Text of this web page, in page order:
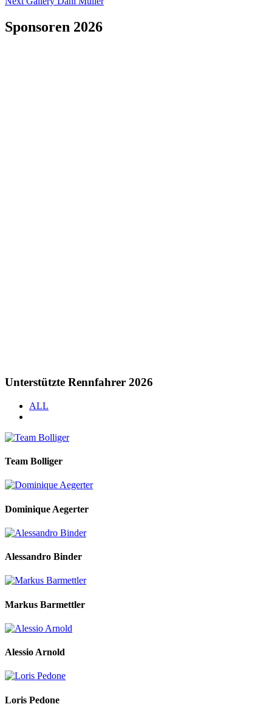
Sponsoren 2026
Unterstützte Rennfahrer 2026
ALL
Team Bolliger
Dominique Aegerter
Alessandro Binder
Markus Barmettler
Alessio Arnold
Loris Pedone